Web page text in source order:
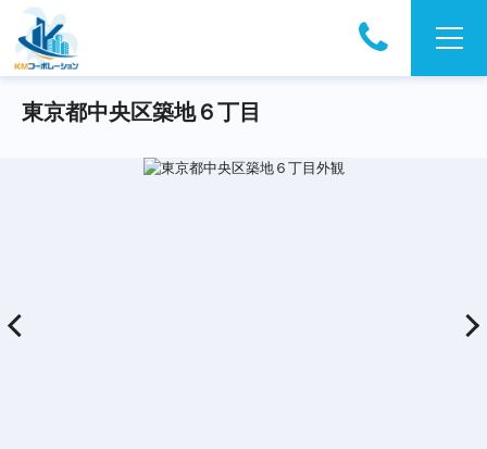
東京都中央区築地６丁目